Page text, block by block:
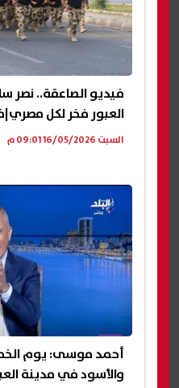
فيديو الصاعقة.. نصر
العبور فخر لكل
السبت 16/05/2026 09:01 م
أحمد موسى: يوم
والأسود في مدينة